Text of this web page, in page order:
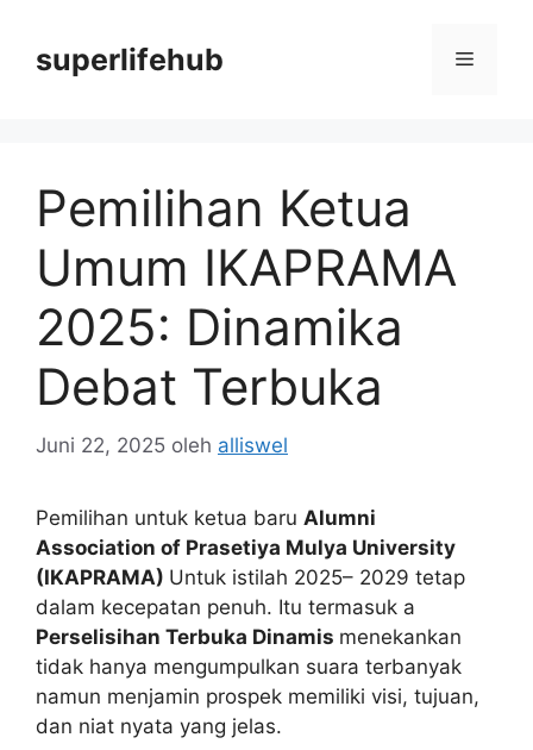
superlifehub Menu
Pemilihan Ketua
Umum IKAPRAMA
2025: Dinamika
Debat Terbuka
Juni 22, 2025 oleh alliswel
Pemilihan untuk ketua baru Alumni
Association of Prasetiya Mulya University
(IKAPRAMA) Untuk istilah 2025– 2029 tetap
dalam kecepatan penuh. Itu termasuk a
Perselisihan Terbuka Dinamis menekankan
tidak hanya mengumpulkan suara terbanyak
namun menjamin prospek memiliki visi, tujuan,
dan niat nyata yang jelas.